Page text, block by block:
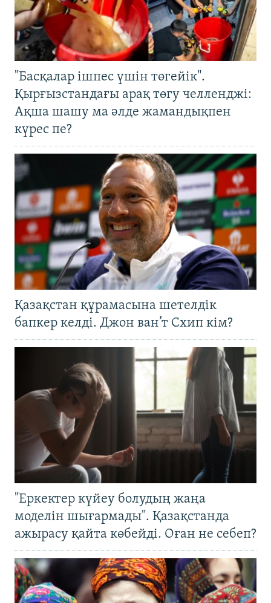
"Басқалар ішпес үшін төгейік".
Қырғызстандағы арақ төгу челленджі:
Ақша шашу ма әлде жамандықпен
күрес пе?
Қазақстан құрамасына шетелдік
бапкер келді. Джон ван’т Схип кім?
"Еркектер күйеу болудың жаңа
моделін шығармады". Қазақстанда
ажырасу қайта көбейді. Оған не себеп?